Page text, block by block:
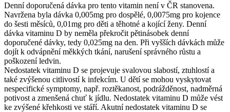
Denní doporučená dávka pro tento vitamin není v ČR stanovena.
Navržena byla dávka 0,005mg pro dospělé, 0,0075mg pro kojence
do šesti měsíců, 0,01mg pro děti a těhotné a kojící ženy. Denní
dávka vitaminu D by neměla překročit pětinásobek denní
doporučené dávky, tedy 0,025mg na den. Při vyšších dávkách může
dojít k odvápnění měkkých tkání, narušení správného růstu a
poškození ledvin.
Nedostatek vitaminu D se projevuje svalovou slabostí, ztuhlostí a
také zvýšenou citlivostí k infekcím. U dětí se mohou vyskytovat
nespecifické symptomy, např. roztěkanost, podrážděnost, nadměrná
potivost a zmenšená chuť k jídlu. Nedostatek vitaminu D může vést
ke zvýšené křehkosti ve stáří. Akutní nedostatek vitaminu D se